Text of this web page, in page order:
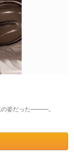
の姿だった―――。